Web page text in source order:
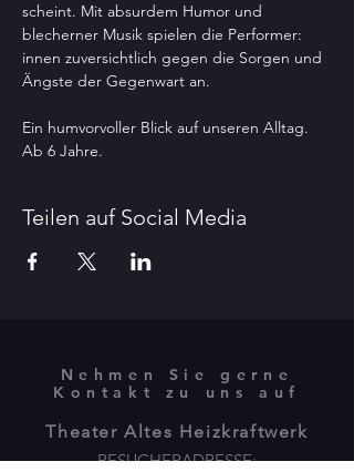
scheint. Mit absurdem Humor und
blecherner Musik spielen die Performer:
innen zuversichtlich gegen die Sorgen und
Ängste der Gegenwart an.
Ein humvorvoller Blick auf unseren Alltag.
Ab 6 Jahre.
Teilen auf Social Media
Nehmen Sie gerne
Kontakt zu uns auf
Theater Altes Heizkraftwerk
BESUCHERADRESSE: